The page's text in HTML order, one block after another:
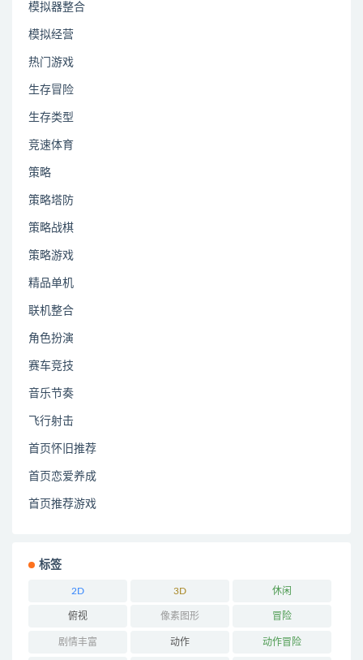
模拟器整合
模拟经营
热门游戏
生存冒险
生存类型
竞速体育
策略
策略塔防
策略战棋
策略游戏
精品单机
联机整合
角色扮演
赛车竞技
音乐节奏
飞行射击
首页怀旧推荐
首页恋爱养成
首页推荐游戏
标签
2D 3D 休闲
俯视 像素图形 冒险
剧情丰富 动作 动作冒险